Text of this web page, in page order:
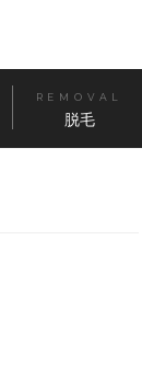
REMOVAL
脱毛